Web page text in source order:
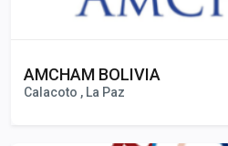
AMCHAM BOLIVIA
Calacoto , La Paz